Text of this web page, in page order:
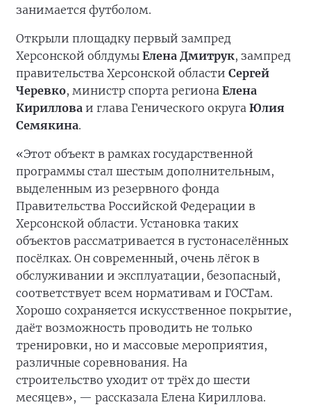
занимается футболом.
Открыли площадку первый зампред
Херсонской облдумы Елена Дмитрук, зампред
правительства Херсонской области Сергей
Черевко, министр спорта региона Елена
Кириллова и глава Генического округа Юлия
Семякина.
«Этот объект в рамках государственной
программы стал шестым дополнительным,
выделенным из резервного фонда
Правительства Российской Федерации в
Херсонской области. Установка таких
объектов рассматривается в густонаселённых
посёлках. Он современный, очень лёгок в
обслуживании и эксплуатации, безопасный,
соответствует всем нормативам и ГОСТам.
Хорошо сохраняется искусственное покрытие,
даёт возможность проводить не только
тренировки, но и массовые мероприятия,
различные соревнования. На
строительство уходит от трёх до шести
месяцев», — рассказала Елена Кириллова.